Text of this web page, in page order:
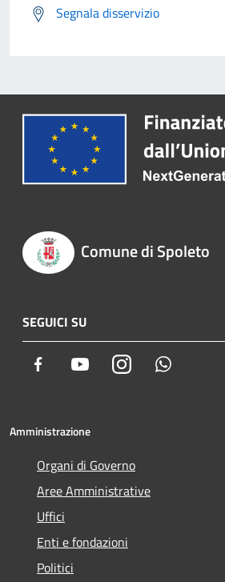
Segnala disservizio
Comune di Spoleto
SEGUICI SU
Facebook YoutubeInstagram
Amministrazione
Organi di Governo
Aree Amministrative
Uffici
Enti e fondazioni
Politici